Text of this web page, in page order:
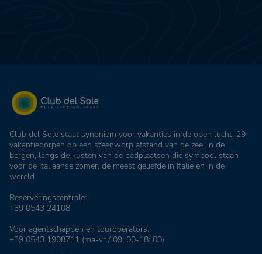
Club del Sole staat synoniem voor vakanties in de open lucht: 29
vakantiedorpen op een steenworp afstand van de zee, in de
bergen, langs de kusten van de badplaatsen die symbool staan
voor de Italiaanse zomer, de meest geliefde in Italië en in de
wereld.
Reserveringscentrale:
+39 0543 24108
Voor agentschappen en touroperators:
+39 0543 1908711 (ma-vr / 09: 00-18: 00)